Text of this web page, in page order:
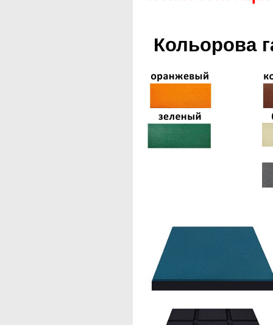
Кольорова